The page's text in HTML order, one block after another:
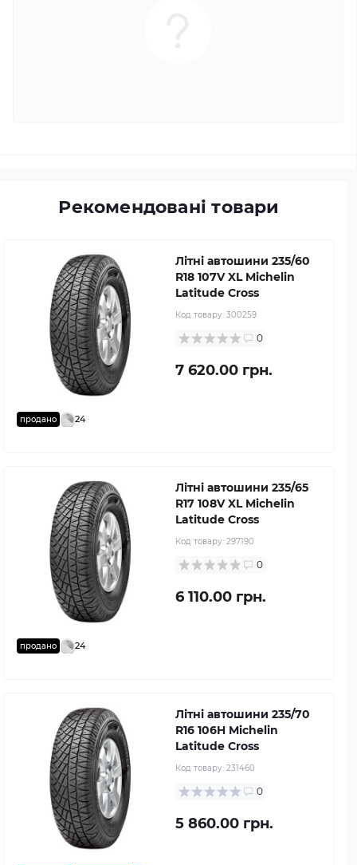
Рекомендовані товари
продано 24
Літні автошини 235/60
R18 107V XL Michelin
Latitude Cross
Код товару: 300259
0
7 620.00 грн.
продано 24
Літні автошини 235/65
R17 108V XL Michelin
Latitude Cross
Код товару: 297190
0
6 110.00 грн.
Літні автошини 235/70
R16 106H Michelin
Latitude Cross
Код товару: 231460
0
5 860.00 грн.